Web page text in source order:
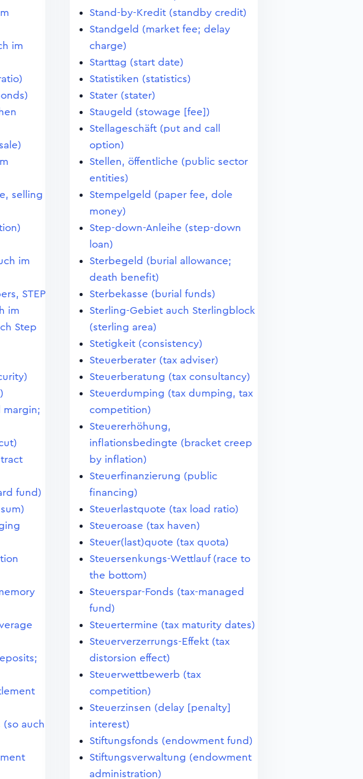
im
selling
im
STEP
im
Step
margin;
fund)
(so auch
Stand-by-Kredit (standby credit)
Standgeld (market fee; delay
charge)
Starttag (start date)
Statistiken (statistics)
Stater (stater)
Staugeld (stowage [fee])
Stellageschäft (put and call
option)
Stellen, öffentliche (public sector
entities)
Stempelgeld (paper fee, dole
money)
Step-down-Anleihe (step-down
loan)
Sterbegeld (burial allowance;
death benefit)
Sterbekasse (burial funds)
Sterling-Gebiet auch Sterlingblock
(sterling area)
Stetigkeit (consistency)
Steuerberater (tax adviser)
Steuerberatung (tax consultancy)
Steuerdumping (tax dumping, tax
competition)
Steuererhöhung,
inflationsbedingte (bracket creep
by inflation)
Steuerfinanzierung (public
financing)
Steuerlastquote (tax load ratio)
Steueroase (tax haven)
Steuer(last)quote (tax quota)
Steuersenkungs-Wettlauf (race to
the bottom)
Steuerspar-Fonds (tax-managed
fund)
Steuertermine (tax maturity dates)
Steuerverzerrungs-Effekt (tax
distorsion effect)
Steuerwettbewerb (tax
competition)
Steuerzinsen (delay [penalty]
interest)
Stiftungsfonds (endowment fund)
Stiftungsverwaltung (endowment
administration)